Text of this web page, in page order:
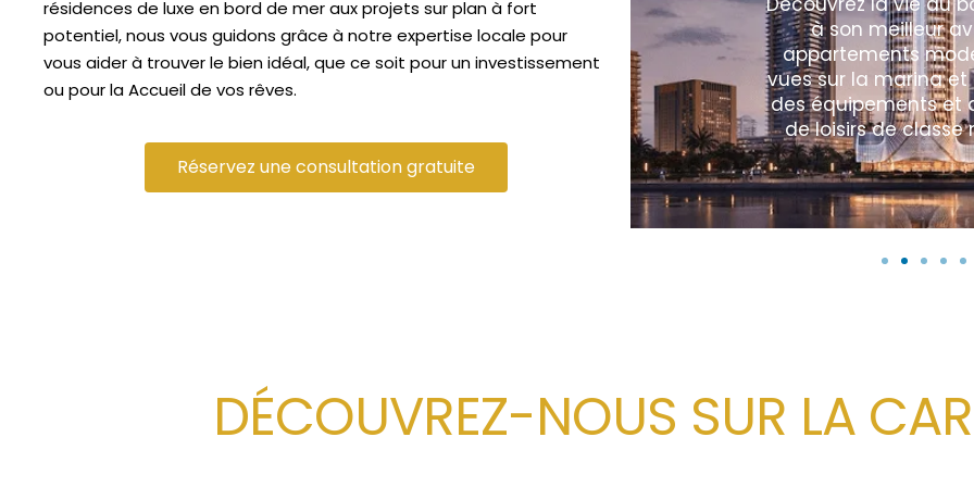
résidences de luxe en bord de mer aux projets sur plan à fort
potentiel, nous vous guidons grâce à notre expertise locale pour
vous aider à trouver le bien idéal, que ce soit pour un investissement
ou pour la Accueil de vos rêves.
Réservez une consultation gratuite
emblématiques comme le Burj
Khalifa et des destinations de
shopping et de divertissement
de premier ordre.
à son meilleur
appartements
vues sur la marina
des équipements et
de loisirs de classe
DÉCOUVREZ-NOUS SUR LA